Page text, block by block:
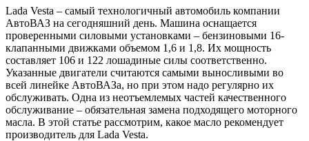
Lada Vesta – самый технологичный автомобиль компании
АвтоВАЗ на сегодняшний день. Машина оснащается
проверенными силовыми установками – бензиновыми 16-
клапанными движками объемом 1,6 и 1,8. Их мощность
составляет 106 и 122 лошадиные силы соответственно.
Указанные двигатели считаются самыми выносливыми во
всей линейке АвтоВАЗа, но при этом надо регулярно их
обслуживать. Одна из неотъемлемых частей качественного
обслуживание – обязательная замена подходящего моторного
масла. В этой статье рассмотрим, какое масло рекомендует
производитель для Lada Vesta.